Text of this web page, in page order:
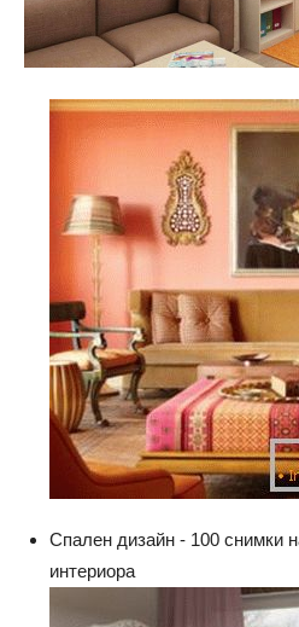
Спален дизайн - 100 снимки
интериора